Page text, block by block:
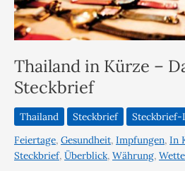
Thailand in Kürze –
Steckbrief
Thailand Steckbrief
Steckbrief-
Feiertage, Gesundheit, Impfungen, In
Steckbrief, Überblick, Währung,